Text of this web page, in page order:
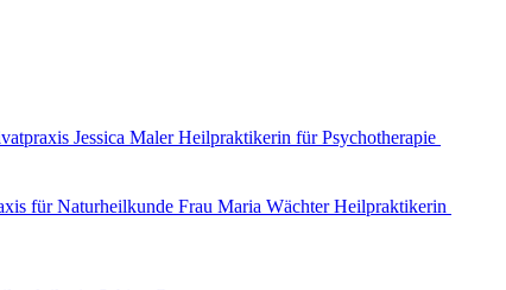
Jessica Maler Heilpraktikerin für Psychotherapie
für Naturheilkunde Frau Maria Wächter Heilpraktikerin